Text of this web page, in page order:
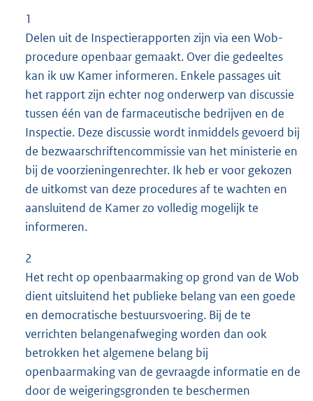
1
Delen uit de Inspectierapporten zijn via een Wob-
procedure openbaar gemaakt. Over die gedeeltes
kan ik uw Kamer informeren. Enkele passages uit
het rapport zijn echter nog onderwerp van discussie
tussen één van de farmaceutische bedrijven en de
Inspectie. Deze discussie wordt inmiddels gevoerd bij
de bezwaarschriftencommissie van het ministerie en
bij de voorzieningenrechter. Ik heb er voor gekozen
de uitkomst van deze procedures af te wachten en
aansluitend de Kamer zo volledig mogelijk te
informeren.
2
Het recht op openbaarmaking op grond van de Wob
dient uitsluitend het publieke belang van een goede
en democratische bestuursvoering. Bij de te
verrichten belangenafweging worden dan ook
betrokken het algemene belang bij
openbaarmaking van de gevraagde informatie en de
door de weigeringsgronden te beschermen